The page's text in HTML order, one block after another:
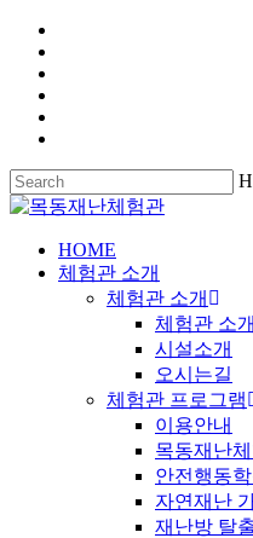
HOME
체험관 소개
체험관 소개
체험관 소개
시설소개
오시는길
체험관 프로그램
이용안내
목동재난
안전행동
자연재난
재난방 탈